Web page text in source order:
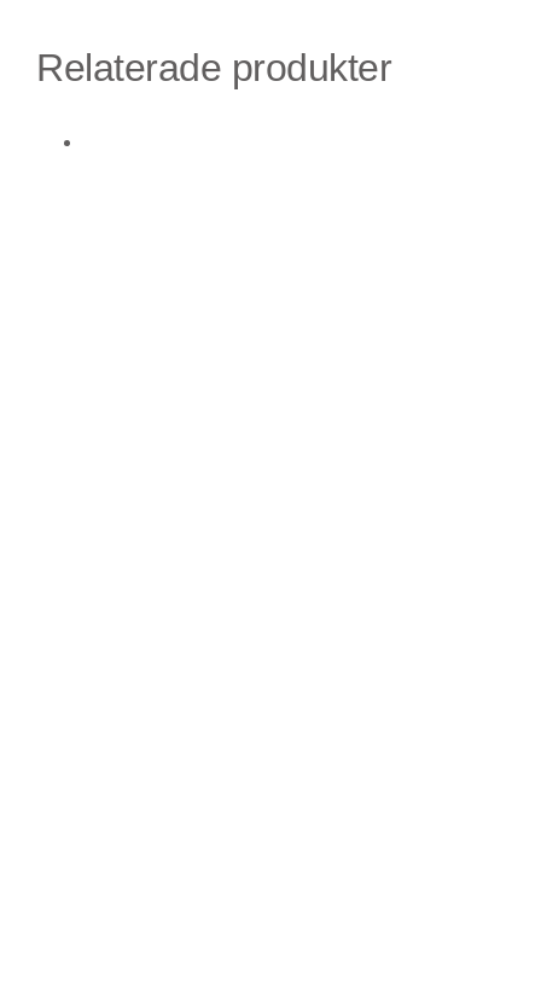
Relaterade produkter